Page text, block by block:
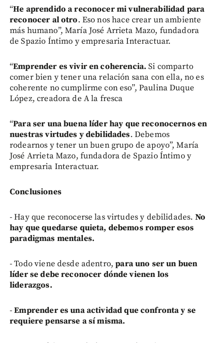
“He aprendido a reconocer mi vulnerabilidad para
reconocer al otro. Eso nos hace crear un ambiente
más humano”, María José Arrieta Mazo, fundadora
de Spazio Íntimo y empresaria Interactuar.
“Emprender es vivir en coherencia. Si comparto
comer bien y tener una relación sana con ella, no es
coherente no cumplirme con eso”, Paulina Duque
López, creadora de A la fresca
“Para ser una buena líder hay que reconocernos en
nuestras virtudes y debilidades. Debemos
rodearnos y tener un buen grupo de apoyo”, María
José Arrieta Mazo, fundadora de Spazio Íntimo y
empresaria Interactuar.
Conclusiones
- Hay que reconocerse las virtudes y debilidades. No
hay que quedarse quieta, debemos romper esos
paradigmas mentales.
- Todo viene desde adentro,para uno ser un buen
líder se debe reconocer dónde vienen los
liderazgos.
-Emprender es una actividad que confronta y se
requiere pensarse a sí misma.